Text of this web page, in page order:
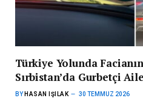
Türkiye Yolunda
Sırbistan’da Gurbetçi
BY HASAN IŞILAK 30 TEMMUZ 2026